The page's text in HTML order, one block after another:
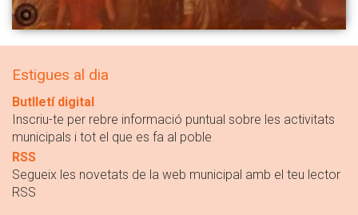
Estigues al dia
Butlletí digital
Inscriu-te per rebre informació puntual sobre les activitats
municipals i tot el que es fa al poble
RSS
Segueix les novetats de la web municipal amb el teu lector
RSS